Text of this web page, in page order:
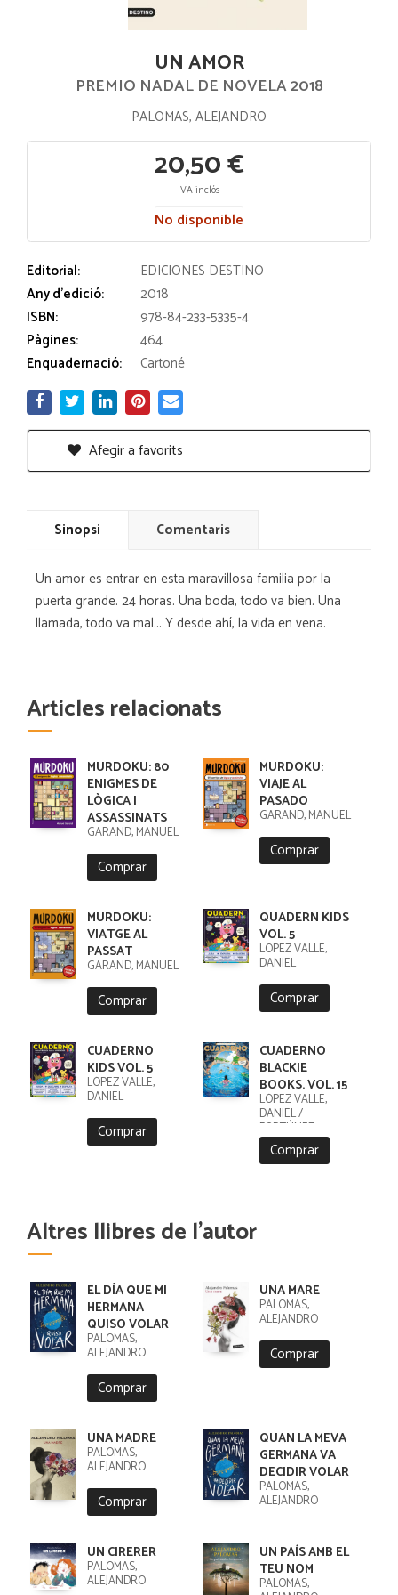
UN AMOR
PREMIO NADAL DE NOVELA 2018
PALOMAS, ALEJANDRO
20,50 €
IVA inclós
No disponible
Editorial:
EDICIONES DESTINO
Any d'edició:
2018
ISBN:
978-84-233-5335-4
Pàgines:
464
Enquadernació:
Cartoné
Afegir a favorits
Sinopsi Comentaris
Un amor es entrar en esta maravillosa familia por la
puerta grande. 24 horas. Una boda, todo va bien. Una
llamada, todo va mal... Y desde ahí, la vida en vena.
Articles relacionats
MURDOKU: 80
ENIGMES DE
LÒGICA I
ASSASSINATS
GARAND, MANUEL
Comprar
MURDOKU:
VIAJE AL
PASADO
GARAND, MANUEL
Comprar
MURDOKU:
VIATGE AL
PASSAT
GARAND, MANUEL
Comprar
QUADERN KIDS
VOL. 5
LÓPEZ VALLE,
DANIEL
Comprar
CUADERNO
KIDS VOL. 5
LÓPEZ VALLE,
DANIEL
Comprar
CUADERNO
BLACKIE
BOOKS. VOL. 15
LÓPEZ VALLE,
DANIEL /
FORTÚNEZ,
CRISTOBAL
Comprar
Altres llibres de l'autor
EL DÍA QUE MI
HERMANA
QUISO VOLAR
PALOMAS,
ALEJANDRO
Comprar
UNA MARE
PALOMAS,
ALEJANDRO
Comprar
UNA MADRE
PALOMAS,
ALEJANDRO
Comprar
QUAN LA MEVA
GERMANA VA
DECIDIR VOLAR
PALOMAS,
ALEJANDRO
UN CIRERER
PALOMAS,
ALEJANDRO
UN PAÍS AMB EL
TEU NOM
PALOMAS,